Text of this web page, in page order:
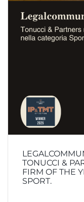
TONUCCI &
FIRM OF THE
SPORT.